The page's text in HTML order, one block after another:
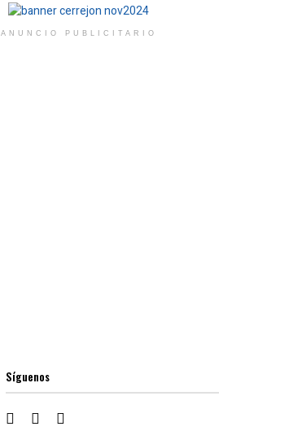
ANUNCIO PUBLICITARIO
Síguenos